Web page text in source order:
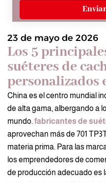
23 de mayo de 2026
Los 5
suéteres de
personalizados
China es el centro mundial
de alta gama, albergando a
mundo. fabricantes de
aprovechan más de 701
materia prima. Para las
los emprendedores de
de producción adecuado es